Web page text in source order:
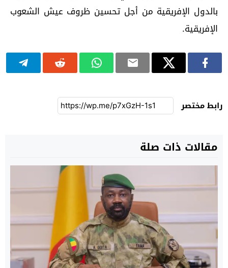
بالدول الإفريقية من أجل تحسين ظروف عيش الشعوب
الإفريقية.
رابط مختصر
مقالات ذات صلة